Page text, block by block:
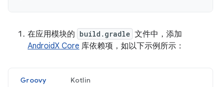
在应用模块的 build.gradle 文件中，添加
AndroidX Core 库依赖项，如以下示例所示：
Groovy Kotlin